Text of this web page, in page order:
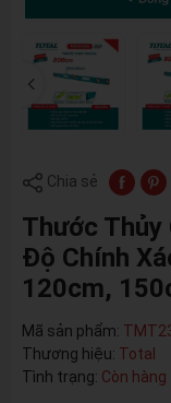
Chia sẻ
Thước Thủy
Độ Chính
120cm,
Mã sản phẩm:
Thương hiệu: Total
Tình trạng: Còn hàng